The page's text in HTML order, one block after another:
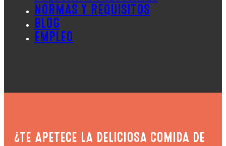
NORMAS Y REQUISITOS
BLOG
EMPLEO
¿TE APETECE LA DELICIOSA COMIDA DE